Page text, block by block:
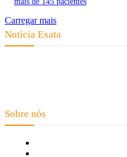
Carregar mais
Notícia Exata
Sobre nós